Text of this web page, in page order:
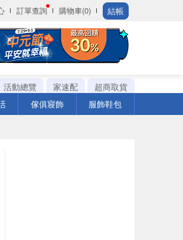
訂單查詢 購物車(0) 結帳
活動總覽 家速配
超商取貨
傢俱寢飾 服飾鞋包